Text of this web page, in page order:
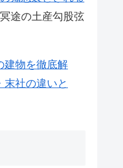
途の土産勾股弦
建物を徹底解
社の違いと